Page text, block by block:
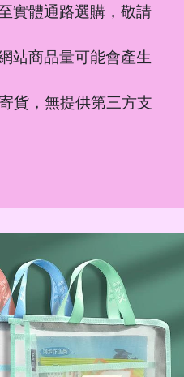
實體通路選購，敬請
站商品量可能會產生
貨，無提供第三方支